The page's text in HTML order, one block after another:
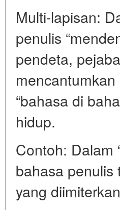
Multi-lapisan:
penulis
pendeta,
“bahasa di
hidup.
Contoh: Dalam
bahasa penulis
yang